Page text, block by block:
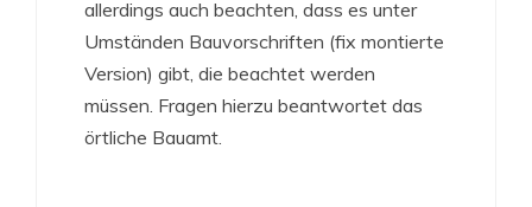
allerdings auch beachten, dass es unter
Umständen Bauvorschriften (fix montierte
Version) gibt, die beachtet werden
müssen. Fragen hierzu beantwortet das
örtliche Bauamt.